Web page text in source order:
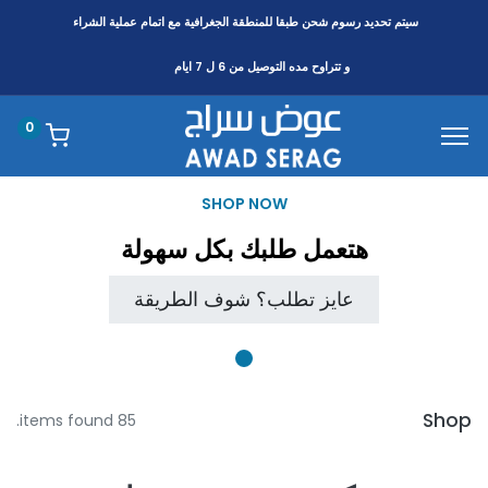
سيتم تحديد رسوم شحن طبقا للمنطقةالجغرافية مع اتمام عملية الشراء
و تتراوح مده التوصيل من 6 ل 7 ايام
0
SHOP NOW
هتعمل طلبك بكل سهولة
عايز تطلب؟ شوف الطريقة
Shop
85 items found.